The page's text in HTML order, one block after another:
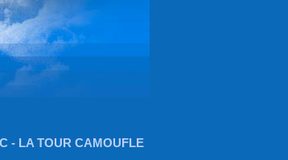
- LA TOUR CAMOUFLE